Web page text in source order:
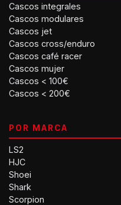
Cascos integrales
Cascos modulares
Cascos jet
Cascos cross/enduro
Cascos café racer
Cascos mujer
Cascos < 100€
Cascos < 200€
POR MARCA
LS2
HJC
Shoei
Shark
Scorpion